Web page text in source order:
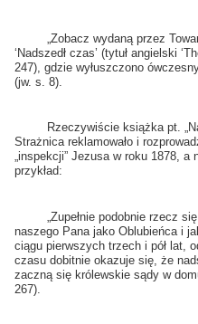
„Zobacz wydaną przez
‘Nadszedł czas’ (tytuł angielski
247), gdzie wyłuszczono
(jw. s. 8).
Rzeczywiście książka pt.
Strażnica reklamowało i
„inspekcji” Jezusa w roku 1878,
przykład:
„Zupełnie podobnie rzecz się
naszego Pana jako Oblubieńca i
ciągu pierwszych trzech i pół lat,
czasu dobitnie okazuje się, że
zaczną się królewskie sądy w
267).